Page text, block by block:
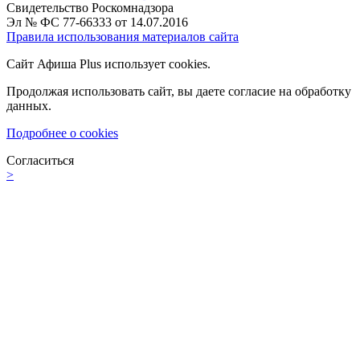
Свидетельство Роскомнадзора
Эл № ФС 77-66333 от 14.07.2016
Правила использования материалов сайта
Сайт Афиша Plus использует cookies.
Продолжая использовать сайт, вы даете согласие на обработку
данных.
Подробнее о cookies
Согласиться
>